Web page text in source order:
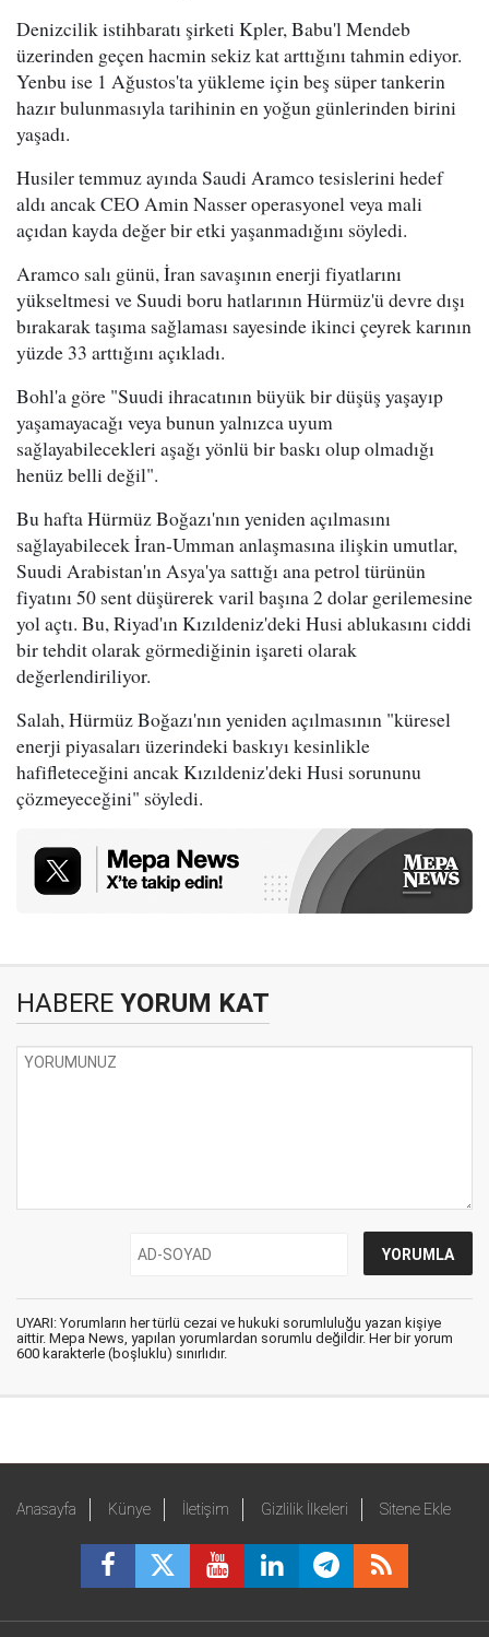
Denizcilik istihbaratı şirketi Kpler, Babu'l Mendeb
üzerinden geçen hacmin sekiz kat arttığını tahmin ediyor.
Yenbu ise 1 Ağustos'ta yükleme için beş süper tankerin
hazır bulunmasıyla tarihinin en yoğun günlerinden birini
yaşadı.
Husiler temmuz ayında Saudi Aramco tesislerini hedef
aldı ancak CEO Amin Nasser operasyonel veya mali
açıdan kayda değer bir etki yaşanmadığını söyledi.
Aramco salı günü, İran savaşının enerji fiyatlarını
yükseltmesi ve Suudi boru hatlarının Hürmüz'ü devre dışı
bırakarak taşıma sağlaması sayesinde ikinci çeyrek karının
yüzde 33 arttığını açıkladı.
Bohl'a göre "Suudi ihracatının büyük bir düşüş yaşayıp
yaşamayacağı veya bunun yalnızca uyum
sağlayabilecekleri aşağı yönlü bir baskı olup olmadığı
henüz belli değil".
Bu hafta Hürmüz Boğazı'nın yeniden açılmasını
sağlayabilecek İran-Umman anlaşmasına ilişkin umutlar,
Suudi Arabistan'ın Asya'ya sattığı ana petrol türünün
fiyatını 50 sent düşürerek varil başına 2 dolar gerilemesine
yol açtı. Bu, Riyad'ın Kızıldeniz'deki Husi ablukasını ciddi
bir tehdit olarak görmediğinin işareti olarak
değerlendiriliyor.
Salah, Hürmüz Boğazı'nın yeniden açılmasının "küresel
enerji piyasaları üzerindeki baskıyı kesinlikle
hafifleteceğini ancak Kızıldeniz'deki Husi sorununu
çözmeyeceğini" söyledi.
HABERE YORUM KAT
UYARI: Yorumların her türlü cezai ve hukuki sorumluluğu yazan kişiye
aittir. Mepa News, yapılan yorumlardan sorumlu değildir. Her bir yorum
600 karakterle (boşluklu) sınırlıdır.
Anasayfa Künye İletişim Gizlilik İlkeleri Sitene Ekle